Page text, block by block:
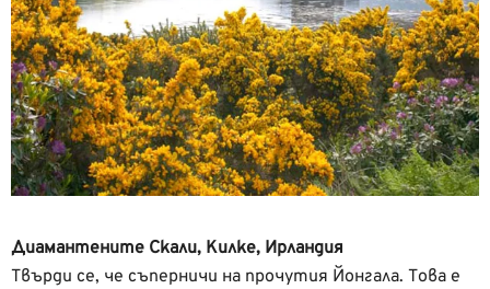
Диамантените Скали, Килке, Ирландия
Твърди се, че съперничи на прочутия Йонгала. Това е